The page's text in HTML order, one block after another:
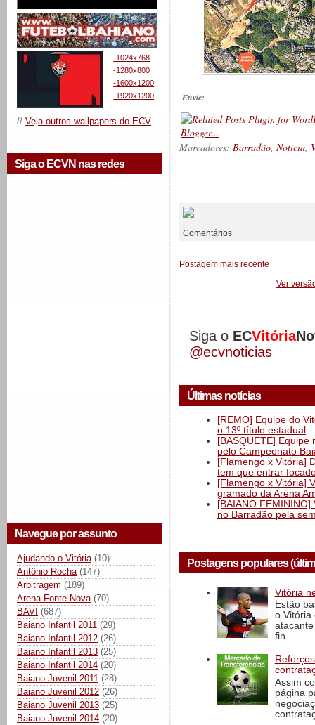
-1024x768
-1280x800
-1600x1200
-1920x1200
// Veja outros wallpapers do ECV
Siga o ECVN nas redes
Navegue por assunto
Ajudando o Vitória (10)
Antônio Rocha (147)
Arbitragem (189)
Arena Fonte Nova (70)
BAVI (687)
Baiano Infantil 2011 (29)
Baiano Infantil 2012 (26)
Baiano Infantil 2013 (25)
Baiano Infantil 2014 (20)
Baiano Juvenil 2011 (28)
Baiano Juvenil 2012 (26)
Baiano Juvenil 2013 (25)
Baiano Juvenil 2014 (20)
Envie:
Marcadores: Barradão, Notícia,
Comentários
Postagem mais recente
Ver
Siga o ECVitória
@ecvnoticias
Últimas notícias
[REMO] Equipe do
o 13º título estadual
[BASQUETE]
pelo Campeonato
[Flamengo x Vitória]
tem que entrar
[Flamengo x Vitória]
gramado da Arena
[BAIANO
no Barradão pela
Postagens populares
Vitória
Estão
o Vitória
fin...
Assim
página